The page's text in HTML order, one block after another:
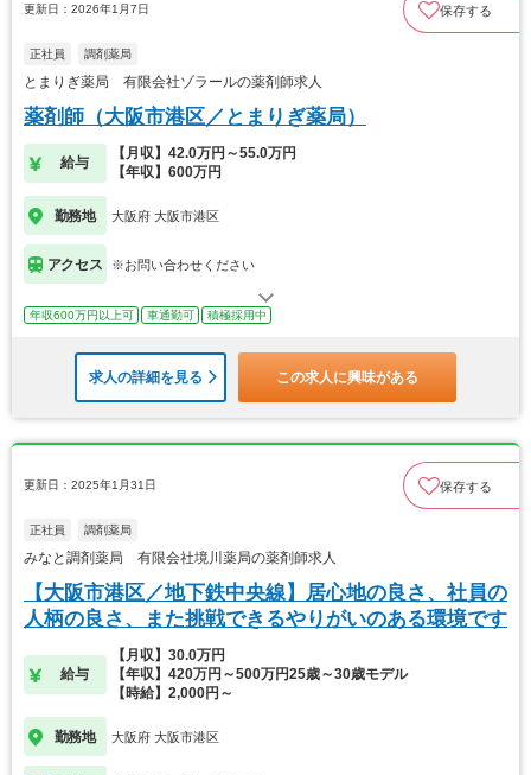
更新日：2026年1月7日 保存する
正社員 調剤薬局
とまりぎ薬局 有限会社ゾラールの薬剤師求人
薬剤師（大阪市港区／とまりぎ薬局）
給与
【月収】42.0万円～55.0万円
【年収】600万円
勤務地 大阪府 大阪市港区
アクセス ※お問い合わせください
年収600万円以上可 車通勤可 積極採用中
求人の詳細を見る この求人に興味がある
更新日：2025年1月31日 保存する
正社員 調剤薬局
みなと調剤薬局 有限会社境川薬局の薬剤師求人
【大阪市港区／地下鉄中央線】居心地の良さ、社員の
人柄の良さ、また挑戦できるやりがいのある環境です
給与
【月収】30.0万円
【年収】420万円～500万円25歳～30歳モデル
【時給】2,000円～
勤務地 大阪府 大阪市港区